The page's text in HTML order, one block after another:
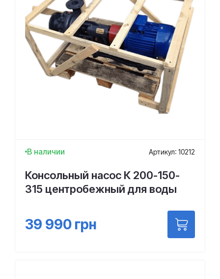
В наличии Артикул: 10212
Консольный насос К 200-150-
315 центробежный для воды
39 990 грн